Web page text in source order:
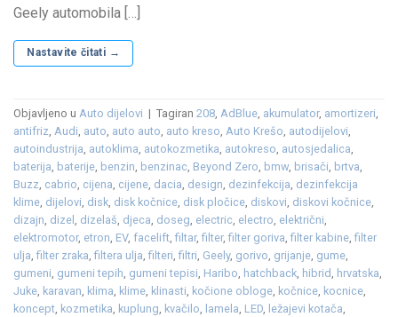
Geely automobila […]
Nastavite čitati →
Objavljeno u Auto dijelovi | Tagiran 208, AdBlue, akumulator, amortizeri,
antifriz, Audi, auto, auto auto, auto kreso, Auto Krešo, autodijelovi,
autoindustrija, autoklima, autokozmetika, autokreso, autosjedalica,
baterija, baterije, benzin, benzinac, Beyond Zero, bmw, brisači, brtva,
Buzz, cabrio, cijena, cijene, dacia, design, dezinfekcija, dezinfekcija
klime, dijelovi, disk, disk kočnice, disk pločice, diskovi, diskovi kočnice,
dizajn, dizel , dizelaš, djeca, doseg, electric, electro, električni,
elektromotor, etron, EV, facelift,filtar,filter,filter goriva,filter kabine,filter
ulja,filter zraka,filtera ulja,filteri,filtri, Geely, gorivo, grijanje, gume,
gumeni, gumeni tepih, gumeni tepisi, Haribo, hatchback, hibrid, hrvatska,
Juke, karavan, klima, klime, klinasti, kočione obloge, kočnice, kocnice,
koncept, kozmetika, kuplung, kvačilo, lamela, LED, ležajevi kotača,